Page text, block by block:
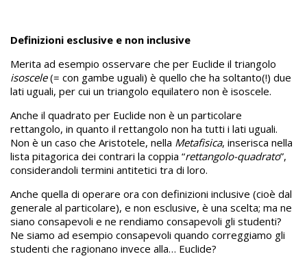
Definizioni esclusive e non inclusive
Merita ad esempio osservare che per Euclide il triangolo
isoscele(= con gambe uguali) è quello che ha soltanto(!) due
lati uguali, per cui un triangolo equilatero non è isoscele.
Anche il quadrato per Euclide non è un particolare
rettangolo, in quanto il rettangolo non ha tutti i lati uguali.
Non è un caso che Aristotele, nella Metafisica, inserisca nella
lista pitagorica dei contrari la coppia “rettangolo-quadrato”,
considerandoli termini antitetici tra di loro.
Anche quella di operare ora con definizioni inclusive (cioè dal
generale al particolare), e non esclusive, è una scelta; ma ne
siano consapevoli e ne rendiamo consapevoli gli studenti?
Ne siamo ad esempio consapevoli quando correggiamo gli
studenti che ragionano invece alla… Euclide?